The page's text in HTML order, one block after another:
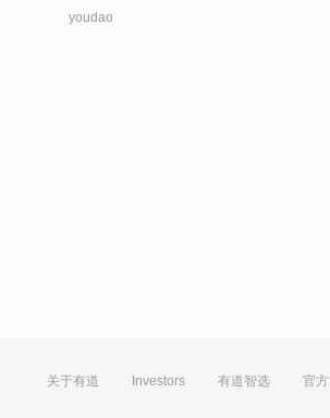
youdao
关于有道 Investors 有道智选 官